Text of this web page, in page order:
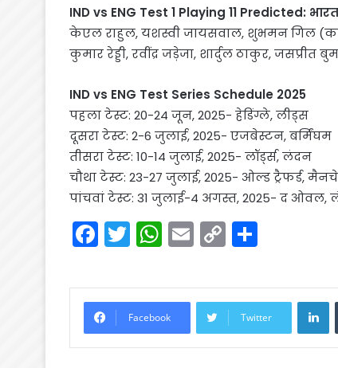
IND vs ENG Test 1 Playing 11 Predicted:
केएल राहुल, यशस्वी जायसवाल, शुभमन गिल
कुमार रेड्डी, रवींद्र जड़ेजा, शार्दुल ठाकुर, जसप्रीत
IND vs ENG Test Series Schedule 2025
पहला टेस्ट: 20-24 जून, 2025- हेडिंग्ले, लीड्स
दूसरा टेस्ट: 2-6 जुलाई, 2025- एजबेस्टन, बर्मिंघम
तीसरा टेस्ट: 10-14 जुलाई, 2025- लॉर्ड्स, लंदन
चौथा टेस्ट: 23-27 जुलाई, 2025- ओल्ड ट्रैफर्ड,
पांचवां टेस्ट: 31 जुलाई-4 अगस्त, 2025- द ओवल,
F
a
c
e
b
T
w
itt
er
W
h
a
ts
A
E
m
ai
l
C
o
p
y
Li
ar
e
Facebook Twitter